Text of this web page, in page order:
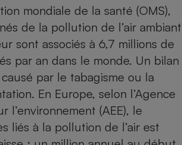
mondiale de la santé (OMS),
de la pollution de l’air ambiant
sont associés à 6,7 millions de
par an dans le monde. Un bilan
par le tabagisme ou la
En Europe, selon l’Agence
l’environnement (AEE), le
liés à la pollution de l’air est
Climatiseur -
Ventilateur
Antivirus
Climatiseur -
Ventilateur